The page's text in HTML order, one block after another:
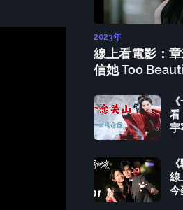
2023年
線上看電影：
信她 Too
看
宇
線
今